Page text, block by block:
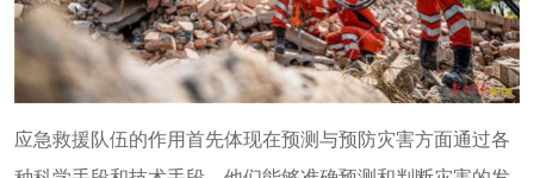
应急救援队伍的作用首先体现在预测与预防灾害方面通过各